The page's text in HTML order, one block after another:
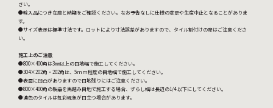
さい。
●輸入品につき在庫と納期をご確認ください。なお予告なしに仕様の変更や生産中止となることがありま
す。
●サイズ表示は標準寸法です。ロットにより寸法誤差がありますので、タイル割付けの際はご注意くださ
い。
施工上のご注意
●800×400角は3㎜以上の目地幅で施工してください。
●304×202角・202角は、5mm程度の目地幅で施工してください。
●表面に凹凸がありますので目地残りにはご注意ください。
●800×400角の製品を馬踏み目地で施工する場合、ずらし幅は長辺の1/4 以下にしてください。
●濃色のタイルは虹彩現象が目立つ場合があります。